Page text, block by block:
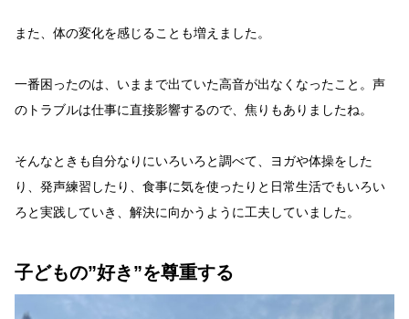
また、体の変化を感じることも増えました。
一番困ったのは、いままで出ていた高音が出なくなったこと。声
のトラブルは仕事に直接影響するので、焦りもありましたね。
そんなときも自分なりにいろいろと調べて、ヨガや体操をした
り、発声練習したり、食事に気を使ったりと日常生活でもいろい
ろと実践していき、解決に向かうように工夫していました。
子どもの”好き”を尊重する